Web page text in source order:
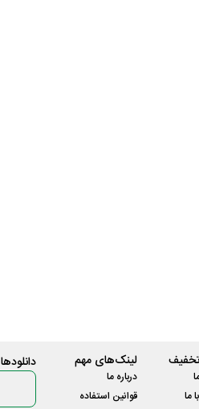
تخفیف
ما
لینک‌های مهم
درباره ما
قوانین استفاده
دانلود‌ها